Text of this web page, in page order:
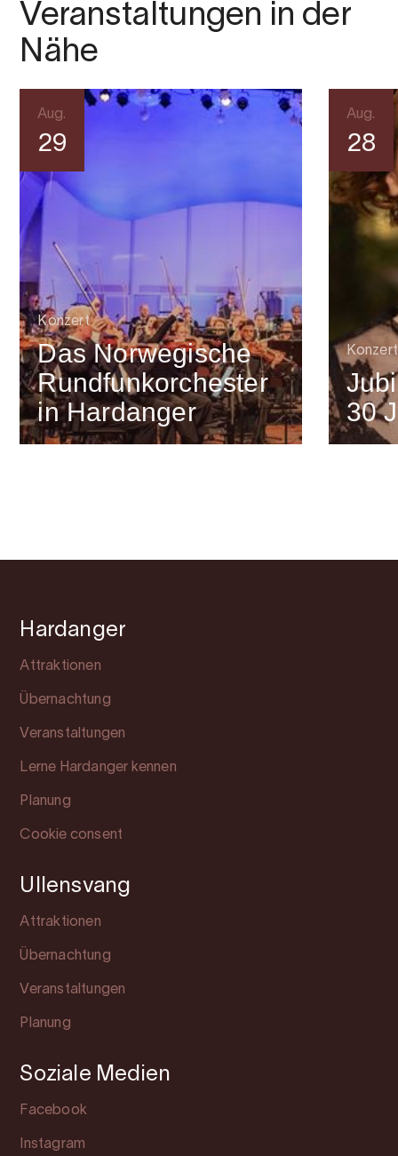
Veranstaltungen in der
Nähe
Aug.
29
Konzert
Das Norwegische
Rundfunkorchester
in Hardanger
Aug.
28
Konzert
30
Hardanger
Attraktionen
Übernachtung
Veranstaltungen
Lerne Hardanger kennen
Planung
Cookie consent
Ullensvang
Attraktionen
Übernachtung
Veranstaltungen
Planung
Soziale Medien
Facebook
Instagram